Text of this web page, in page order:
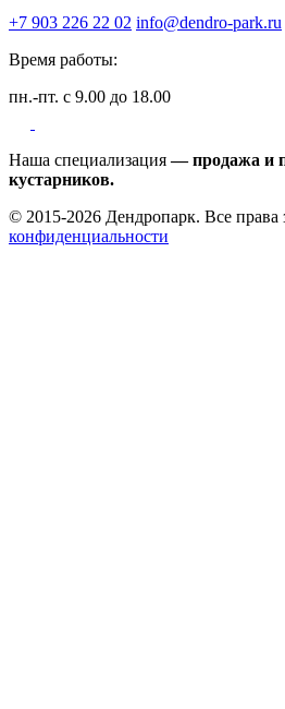
+7 903 226 22 02 info@dendro-park.ru
Время работы:
пн.-пт. с 9.00 до 18.00
Наша специализация— продажа и
кустарников.
© 2015-2026 Дендропарк. Все
конфиденциальности